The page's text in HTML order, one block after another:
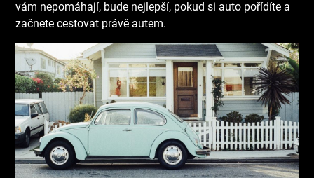
vám nepomáhají, bude nejlepší, pokud si auto pořídíte a
začnete cestovat právě autem.